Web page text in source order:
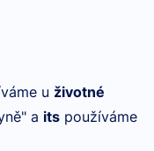
u životné
a its používáme